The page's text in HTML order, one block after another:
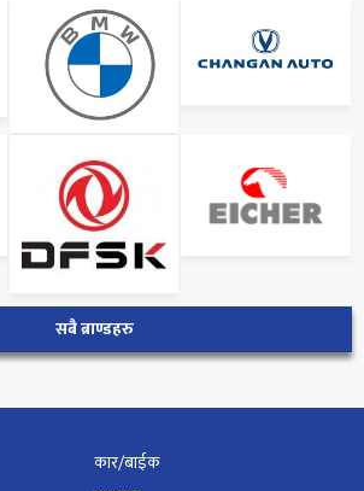
सबै ब्राण्डहरु
कार/बाईक